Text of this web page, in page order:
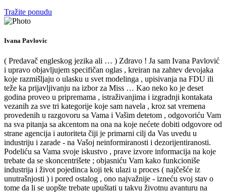
Tražite ponudu
Ivana Pavlovic
( Predavač engleskog jezika ali … ) Zdravo ! Ja sam Ivana Pavlović
i upravo objavljujem specifičan oglas , kreiran na zahtev devojaka
koje razmišljaju o ulasku u svet modelinga , upisivanja na FDU ili
teže ka prijavljivanju na izbor za Miss … Kao neko ko je deset
godina proveo u pripremama , istraživanjima i izgradnji kontakata
vezanih za sve tri kategorije koje sam navela , kroz sat vremena
provedenih u razgovoru sa Vama i Vašim detetom , odgovoriću Vam
na sva pitanja sa akcentom na ona na koje nećete dobiti odgovore od
strane agencija i autoriteta čiji je primarni cilj da Vas uvedu u
industriju i zarade - na Vašoj neinformiranosti i dezorijentiranosti.
Podeliću sa Vama svoje iskustvo , prave izvore informacija na koje
trebate da se skoncentrišete ; objasniću Vam kako funkcioniše
industrija i život pojedinca koji tek ulazi u proces ( najčešće iz
unutrašnjosti ) i pored ostalog , ono najvažnije - izneću svoj stav o
tome da li se uopšte trebate upuštati u takvu životnu avanturu na